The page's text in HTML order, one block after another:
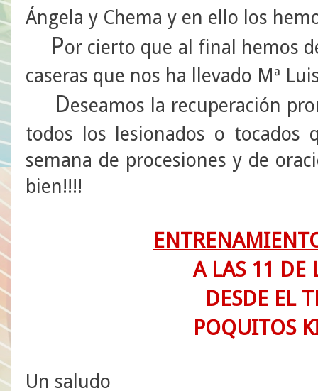
Ángela y Chema y en ello los
Por cierto que al final hemos
caseras que nos ha llevado Mª
Deseamos la recuperación
todos los lesionados o tocados
semana de procesiones y de
bien!!!!
A LAS 11 DE
DESDE EL
POQUITOS
Un saludo